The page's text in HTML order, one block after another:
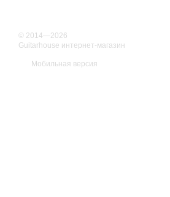
© 2014—2026
Guitarhouse интернет-магазин
Мобильная версия